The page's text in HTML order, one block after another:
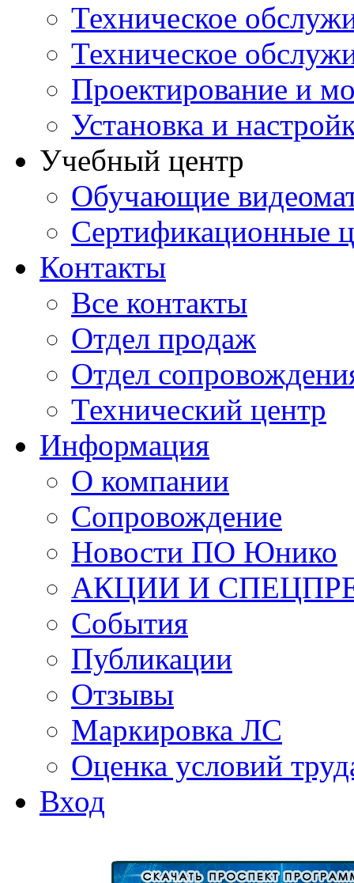
Техническое
Техническое
Проектирование и
Установка и
Учебный центр
Обучающие
Сертификационные
Контакты
Все контакты
Отдел продаж
Отдел
Технический центр
Информация
О компании
Сопровождение
Новости ПО Юнико
АКЦИИ И
События
Публикации
Отзывы
Маркировка ЛС
Оценка условий
Вход